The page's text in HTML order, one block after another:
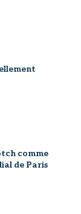
comme
de Paris